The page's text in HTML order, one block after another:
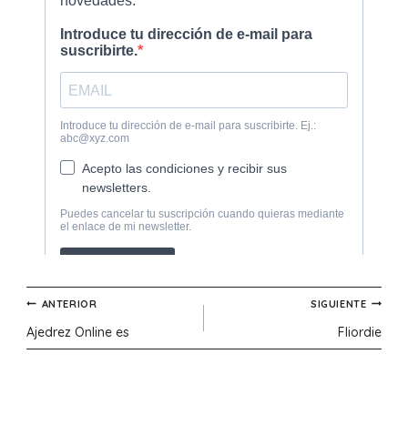
Navegación
de
ANTERIOR
Ajedrez Online es
SIGUIENTE
Fliordie